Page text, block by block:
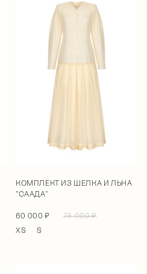
КОМПЛЕКТ ИЗ ШЕЛКА И ЛЬНА
"СААДА"
60 000 ₽
75 000 ₽
XS
S